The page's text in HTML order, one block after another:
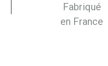
Fabriqué
en France